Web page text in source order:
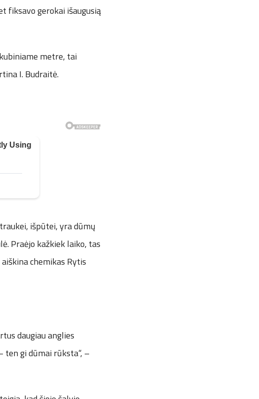
fiksavo gerokai išaugusią
metre, tai
I. Budraitė.
išpūtei, yra dūmų
Praėjo kažkiek laiko, tas
chemikas Rytis
daugiau anglies
ten gi dūmai rūksta“, –